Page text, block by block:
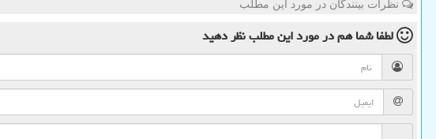
نظرات بینندگان در مورد این مطلب
لطفا شما همدر مورد این مطلبنظر دهید